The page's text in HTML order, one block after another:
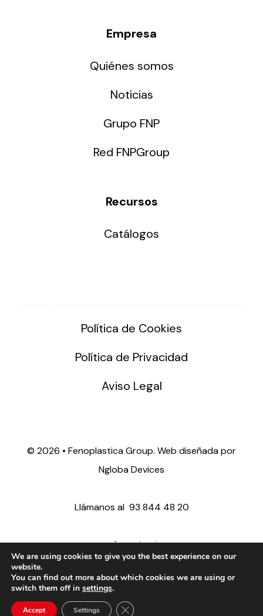
Empresa
Quiénes somos
Noticias
Grupo FNP
Red FNPGroup
Recursos
Catálogos
Política de Cookies
Política de Privacidad
Aviso Legal
© 2026 • Fenoplastica Group. Web diseñada por
Ngloba Devices
Llámanos al 93 844 48 20
ventas@fenoplastica.com
export@fenoplastica.com
We are using cookies to give you the best experience on our
website.
You can find out more about which cookies we are using or
switch them off in settings.
Accept Settings Close GDPR Cookie Banner